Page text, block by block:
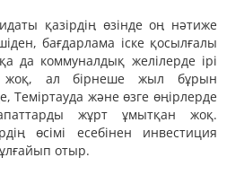
қазірдің өзінде оң нәтиже
бағдарлама іске қосылғалы
да коммуналдық желілерде ірі
жоқ, ал бірнеше жыл бұрын
Теміртауда және өзге өңірлерде
жұрт ұмытқан жоқ.
өсімі есебінен инвестиция
отыр.